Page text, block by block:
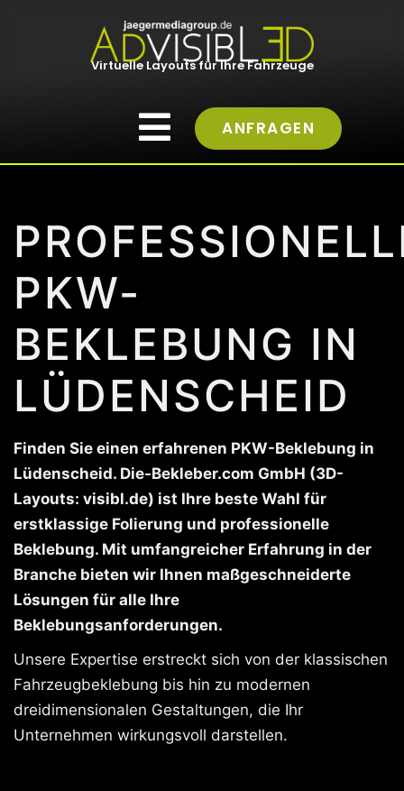
Virtuelle Layouts für Ihre Fahrzeuge
ANFRAGEN
PKW-
BEKLEBUNG IN
LÜDENSCHEID
Finden Sie einen erfahrenen PKW-Beklebung in
Lüdenscheid. Die-Bekleber.com GmbH (3D-
Layouts: visibl.de) ist Ihre beste Wahl für
erstklassige Folierung und professionelle
Beklebung. Mit umfangreicher Erfahrung in der
Branche bieten wir Ihnen maßgeschneiderte
Lösungen für alle Ihre
Beklebungsanforderungen.
Unsere Expertise erstreckt sich von der klassischen
Fahrzeugbeklebung bis hin zu modernen
dreidimensionalen Gestaltungen, die Ihr
Unternehmen wirkungsvoll darstellen.